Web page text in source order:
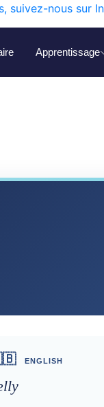
suivez-nous sur
Apprentissage
ENGLISH